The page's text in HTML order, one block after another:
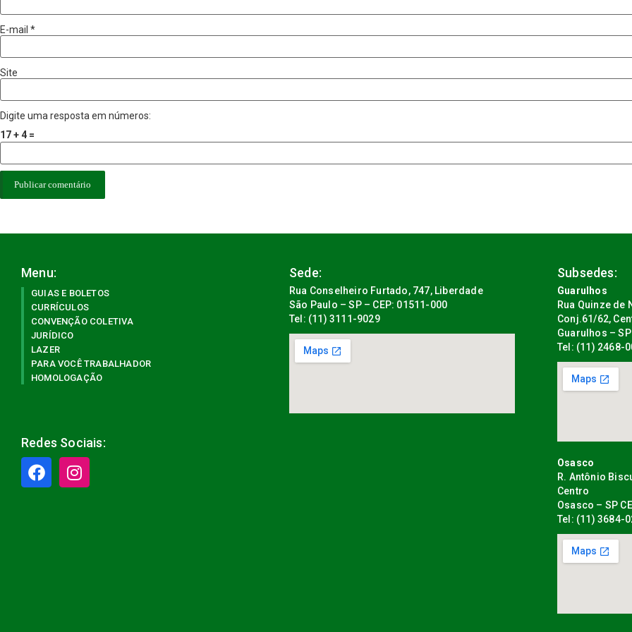
E-mail *
Site
Digite uma resposta em números:
17 + 4 =
Menu:
GUIAS E BOLETOS
CURRÍCULOS
CONVENÇÃO COLETIVA
JURÍDICO
LAZER
PARA VOCÊ TRABALHADOR
HOMOLOGAÇÃO
Redes Sociais:
Sede:
Rua Conselheiro Furtado, 747, Liberdade
São Paulo – SP – CEP: 01511-000
Tel: (11) 3111-9029
Subsedes:
Guarulhos
Rua Quinze de
Conj.61/62,
Guarulhos –
Tel: (11) 2468-
Osasco
R. Antônio
Centro
Osasco – SP
Tel: (11) 3684-